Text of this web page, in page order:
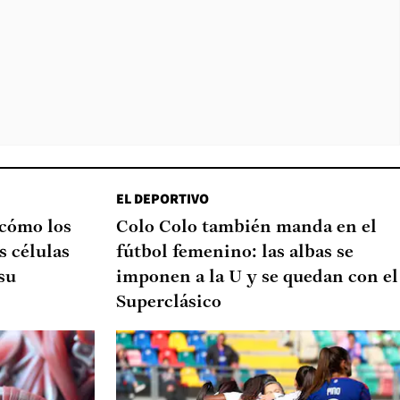
los
células
EL DEPORTIVO
Colo Colo también manda en el
fútbol femenino: las albas se
imponen a la U y se quedan con el
Superclásico